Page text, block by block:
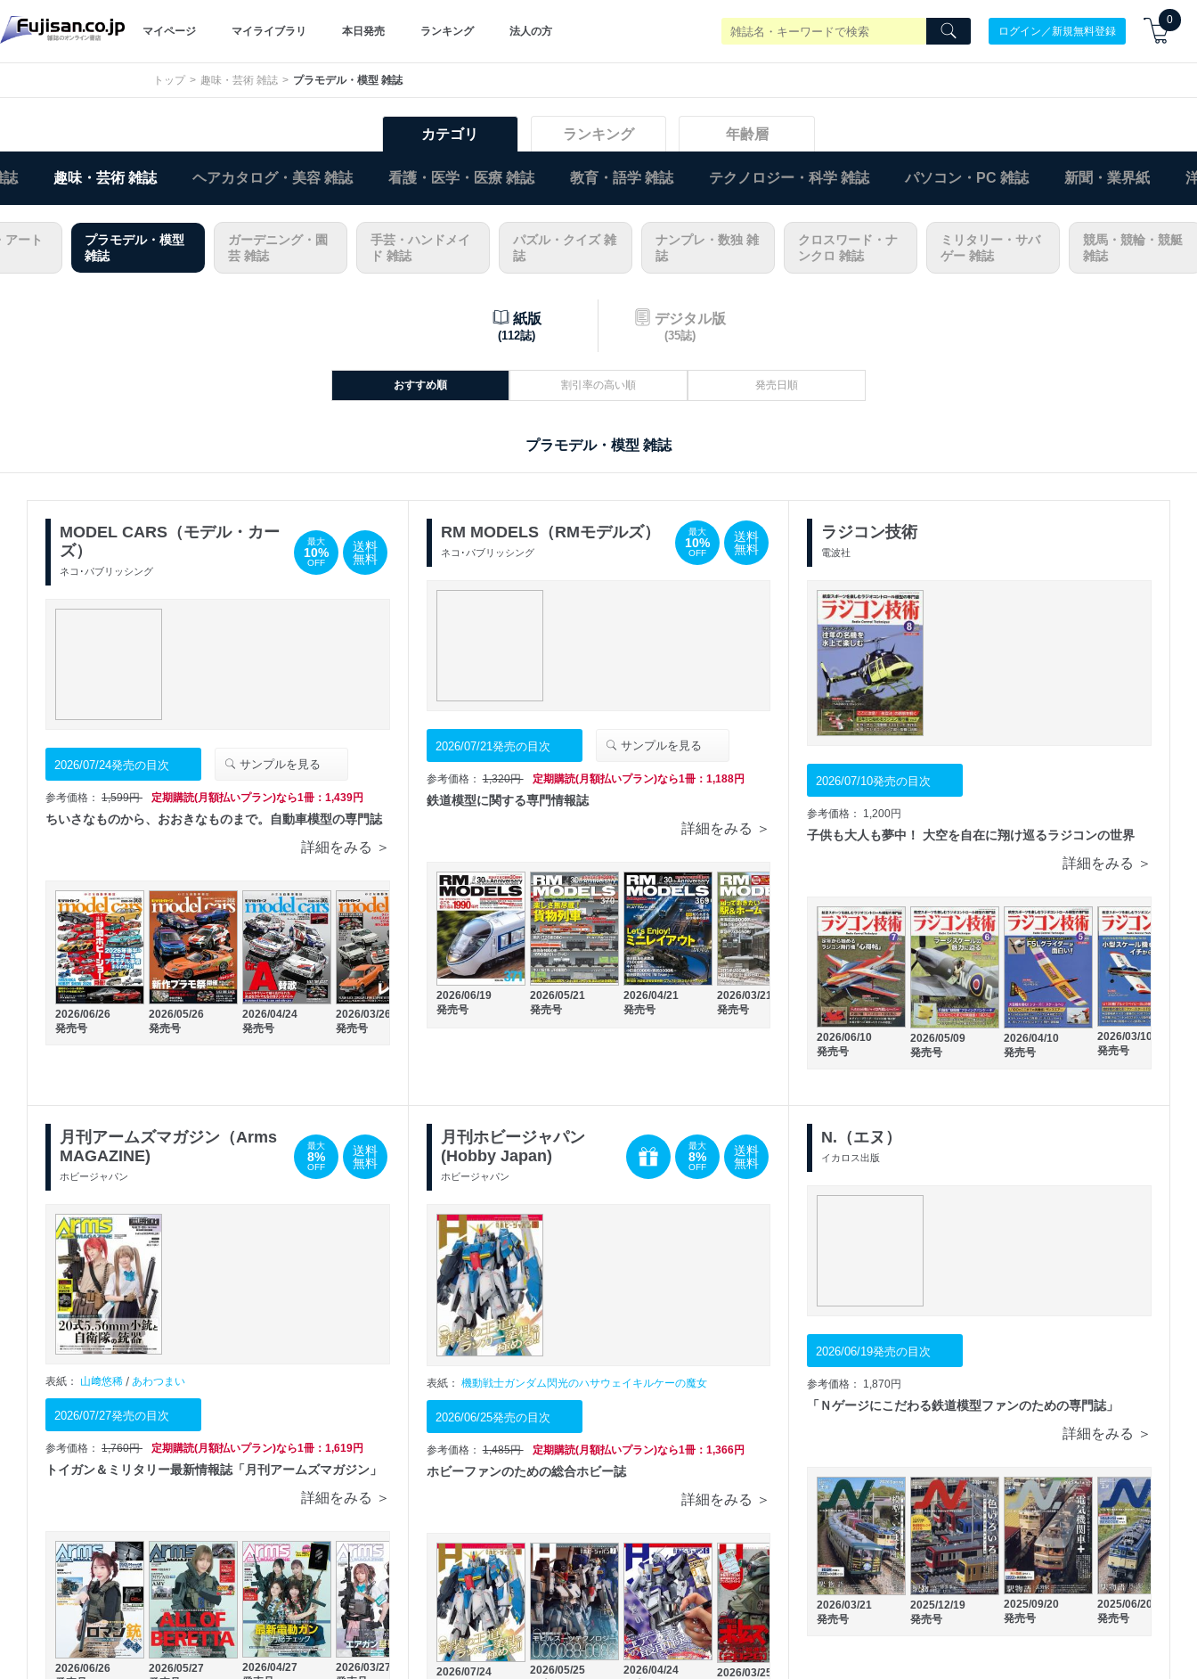
マイページ マイライブラリ 本日発売 ランキング 法人の方 ログイン／新規無料登録
0
トップ 趣味・芸術 雑誌 プラモデル・模型 雑誌
カテゴリ ランキング 年齢層
誌 趣味・芸術 雑誌 ヘアカタログ・美容 雑誌 看護・医学・医療 雑誌 教育・語学 雑誌 テクノロジー・科学 雑誌 パソコン・PC 雑誌 新聞・業界紙
アート
プラモデル・模型
雑誌
ガーデニング・園
芸 雑誌
手芸・ハンドメイ
ド 雑誌
パズル・クイズ 雑
誌
ナンプレ・数独 雑
誌
クロスワード・ナ
ンクロ 雑誌
ミリタリー・サバ
ゲー 雑誌
競馬・競輪・競艇
雑誌
紙版
(112誌)
デジタル版
(35誌)
おすすめ順 割引率の高い順 発売日順
プラモデル・模型 雑誌
MODEL CARS（モデル・カー
ズ）
ネコ･パブリッシング
最大
10%
OFF
送料
無料
2026/07/24発売の目次 サンプルを見る
参考価格： 1,599円 定期購読(月額払いプラン)なら1冊：1,439円
ちいさなものから、おおきなものまで。自動車模型の専門誌
詳細をみる ＞
2026/06/26
発売号
2026/05/26
発売号
2026/04/24
発売号
2026/03/26
発売号
2026/02/26
2026/01/26
RM MODELS（RMモデルズ）
ネコ･パブリッシング
最大
10%
OFF
送料
無料
2026/07/21発売の目次 サンプルを見る
参考価格：1,320円 定期購読(月額払いプラン)なら1冊：1,188円
鉄道模型に関する専門情報誌
詳細をみる ＞
2026/06/19
発売号
2026/05/21
発売号
2026/04/21
発売号
2026/03/21
発売号
2026/02/19
発売号
2026/01/21
発売号
ラジコン技術
電波社
2026/07/10発売の目次
参考価格： 1,200円
子供も大人も夢中！ 大空を自在に翔け巡るラジコンの世界
詳細をみる ＞
2026/06/10
発売号
2026/05/09
発売号
2026/04/10
発売号
2026/03/10
発売号
月刊アームズマガジン（Arms
MAGAZINE)
ホビージャパン
最大
8%
OFF
送料
無料
表紙： 山﨑悠稀 / あわつまい
2026/07/27発売の目次
参考価格： 1,760円 定期購読(月額払いプラン)なら1冊：1,619円
トイガン＆ミリタリー最新情報誌「月刊アームズマガジン」
詳細をみる ＞
2026/06/26
2026/05/27
2026/04/27
2026/03/27
2026/02/27
2026/01/27
月刊ホビージャパン
(Hobby Japan)
ホビージャパン
最大
8%
OFF
送料
無料
表紙： 機動戦士ガンダム閃光のハサウェイキルケーの魔女
2026/06/25発売の目次
参考価格：1,485円 定期購読(月額払いプラン)なら1冊：1,366円
ホビーファンのための総合ホビー誌
詳細をみる ＞
2026/07/24
2026/05/25
2026/04/24
2026/03/25
N.（エヌ）
イカロス出版
2026/06/19発売の目次
参考価格： 1,870円
「Ｎゲージにこだわる鉄道模型ファンのための専門誌」
詳細をみる ＞
2026/03/21
発売号
2025/12/19
発売号
2025/09/20
発売号
2025/06/20
発売号